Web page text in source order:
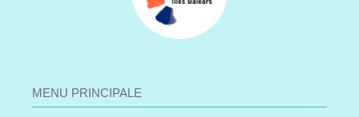
MENU PRINCIPALE